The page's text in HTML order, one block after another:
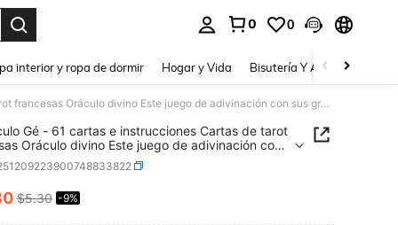
0 0
interior y ropa de dormir Hogar y Vida Bisutería Y Accesorios
El Oráculo Gé - 61 cartas e instrucciones Cartas de tarot francesas Oráculo divino Este juego de adivinación con sus gráficos sencillos y elocuentes constituye el Oráculo Gé
Gé - 61 cartas e instrucciones Cartas de tarot
Oráculo divino Este juego de adivinación con
sencillos y elocuentes constituye el Oráculo
AND AVAILABILITY
$5.30 -9%